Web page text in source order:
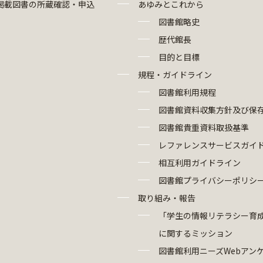
載図書の所蔵確認・申込
あゆみとこれから
図書館略史
歴代館長
目的と目標
規程・ガイドライン
図書館利用規程
図書館資料収集方針及び保
図書館貴重資料取扱基準
レファレンスサービスガイ
相互利用ガイドライン
図書館プライバシーポリシ
取り組み・報告
「学生の情報リテラシー育
に関するミッション
図書館利用ニーズWebアン